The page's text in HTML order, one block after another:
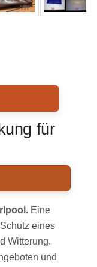
für
Eine
eines
Witterung.
und